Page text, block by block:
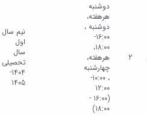
2
دوشنبه
هرهفته،
دوشنبه ،
16:00-
18:00،
هرهفته،
چهارشنبه
، 10:00-
12:00
(16:00 -
18:00)
نیم سال
اول
سال
تحصیلی
1404-
1405